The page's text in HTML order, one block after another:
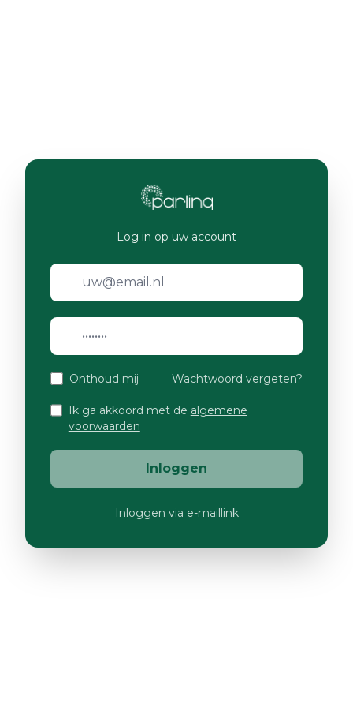
Log in op uw account
Onthoud mij Wachtwoord vergeten?
Ik ga akkoord met de algemene
voorwaarden
Inloggen
Inloggen via e-maillink